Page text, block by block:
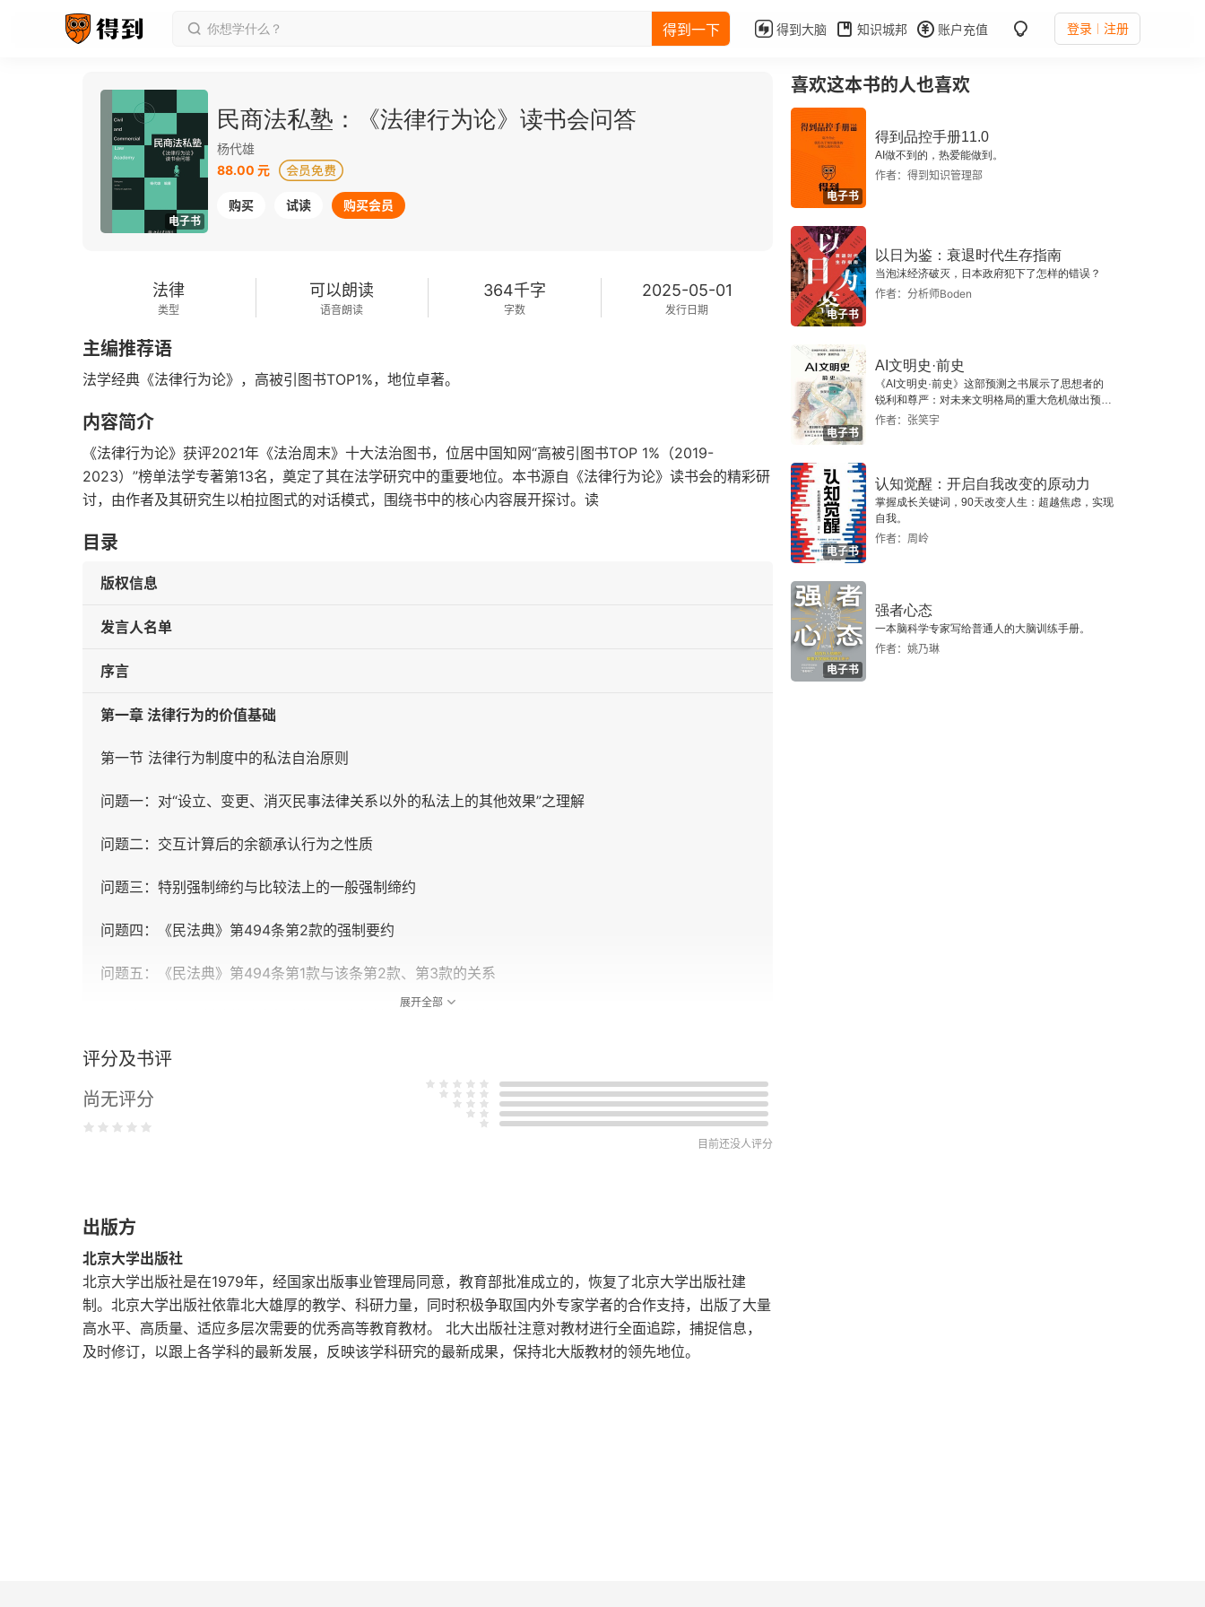
得到一下 得到大脑 知识城邦 账户充值 登录 注册
电子书
民商法私塾：《法律行为论》读书会问答
杨代雄
88.00 元
购买 试读 购买会员
法律
类型
可以朗读
语音朗读
364千字
字数
2025-05-01
发行日期
主编推荐语
法学经典《法律行为论》，高被引图书TOP1%，地位卓著。
内容简介
《法律行为论》获评2021年《法治周末》十大法治图书，位居中国知网“高被引图书TOP 1%（2019-
2023）”榜单法学专著第13名，奠定了其在法学研究中的重要地位。本书源自《法律行为论》读书会的精彩研
讨，由作者及其研究生以柏拉图式的对话模式，围绕书中的核心内容展开探讨。读
目录
版权信息
发言人名单
序言
第一章 法律行为的价值基础
第一节 法律行为制度中的私法自治原则
问题一：对“设立、变更、消灭民事法律关系以外的私法上的其他效果”之理解
问题二：交互计算后的余额承认行为之性质
问题三：特别强制缔约与比较法上的一般强制缔约
问题四：《民法典》第494条第2款的强制要约
问题五：《民法典》第494条第1款与该条第2款、第3款的关系
问题七：强制缔约的分类与一般强制缔约的规范基础
问题八：以特别规范作为推导一般强制缔约请求权之规范基础的理由
问题十一：《劳动合同法》第14条第2款与对合同期限约定自由的限制
问题十二：上门交易情形中对《消费者权益保护法》第25条的类推适用
问题十三：《消费者权益保护法》第26条与《民法典》第496条在保护力度上的差别
第二节 法律行为制度中的信赖保护原则
展开全部
评分及书评
尚无评分
目前还没人评分
出版方
北京大学出版社
北京大学出版社是在1979年，经国家出版事业管理局同意，教育部批准成立的，恢复了北京大学出版社建
制。北京大学出版社依靠北大雄厚的教学、科研力量，同时积极争取国内外专家学者的合作支持，出版了大量
高水平、高质量、适应多层次需要的优秀高等教育教材。 北大出版社注意对教材进行全面追踪，捕捉信息，
及时修订，以跟上各学科的最新发展，反映该学科研究的最新成果，保持北大版教材的领先地位。
喜欢这本书的人也喜欢
电子书
得到品控手册11.0
AI做不到的，热爱能做到。
作者：得到知识管理部
电子书
以日为鉴：衰退时代生存指南
当泡沫经济破灭，日本政府犯下了怎样的错误？
作者：分析师Boden
电子书
AI文明史·前史
《AI文明史·前史》这部预测之书展示了思想者的
锐利和尊严：对未来文明格局的重大危机做出预
警，提示人类做出智慧的选择。
作者：张笑宇
电子书
认知觉醒：开启自我改变的原动力
掌握成长关键词，90天改变人生：超越焦虑，实现
自我。
作者：周岭
电子书
强者心态
一本脑科学专家写给普通人的大脑训练手册。
作者：姚乃琳